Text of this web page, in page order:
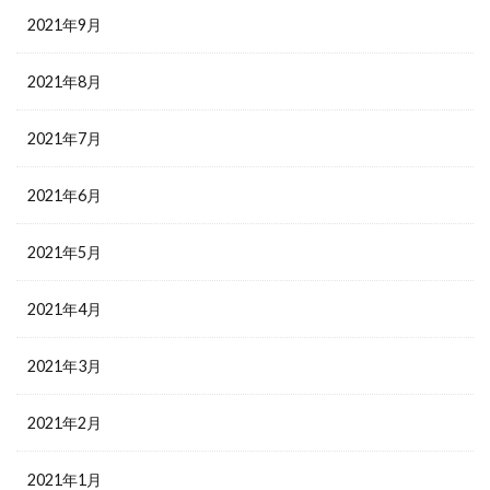
2021年9月
2021年8月
2021年7月
2021年6月
2021年5月
2021年4月
2021年3月
2021年2月
2021年1月